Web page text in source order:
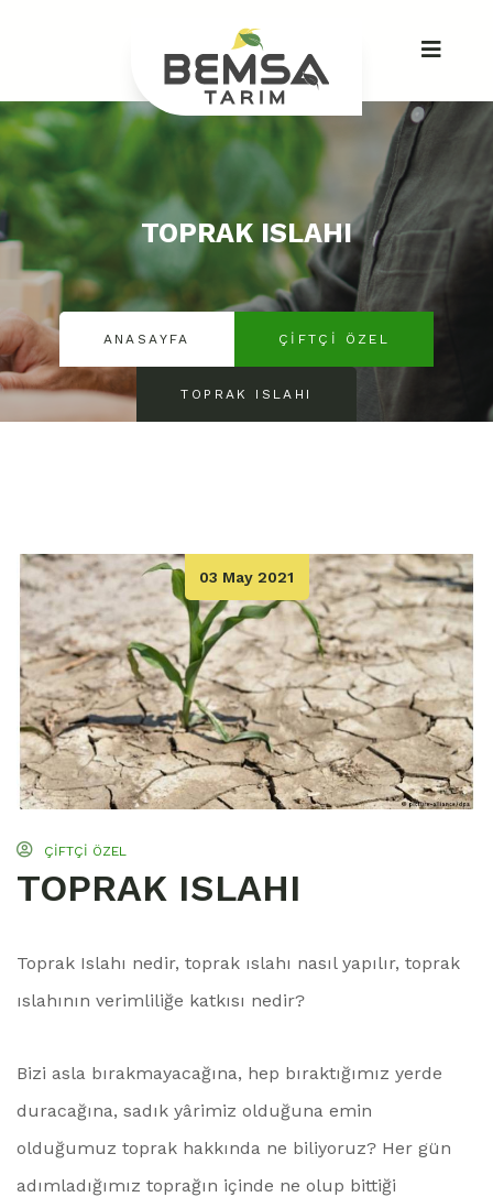
TOPRAK ISLAHI
ANASAYFA ÇIFTÇI ÖZEL
TOPRAK ISLAHI
03 May 2021
ÇIFTÇI ÖZEL
TOPRAK ISLAHI
Toprak Islahı nedir, toprak ıslahı nasıl yapılır, toprak
ıslahının verimliliğe katkısı nedir?
Bizi asla bırakmayacağına, hep bıraktığımız yerde
duracağına, sadık yârimiz olduğuna emin
olduğumuz toprak hakkında ne biliyoruz? Her gün
adımladığımız toprağın içinde ne olup bittiği